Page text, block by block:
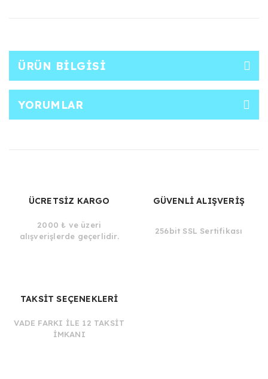
ÜRÜN BILGISI
YORUMLAR
ÜCRETSİZ KARGO
2000 ₺ ve üzeri
alışverişlerde geçerlidir.
GÜVENLİ ALIŞVERİŞ
256bit SSL Sertifikası
TAKSİT SEÇENEKLERİ
VADE FARKI İLE 12 TAKSİT
İMKANI